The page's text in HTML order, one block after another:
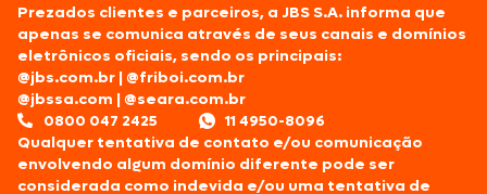
Prezados clientes e parceiros, a JBS S.A. informa que
apenas se comunica através de seus canais e domínios
eletrônicos oficiais, sendo os principais:
@jbs.com.br |@friboi.com.br
@jbssa.com |@seara.com.br
0800 047 2425
11 4950-8096
Qualquer tentativa de contato e/ou comunicação
envolvendo algum domínio diferente pode ser
considerada como indevida e/ou uma tentativa de